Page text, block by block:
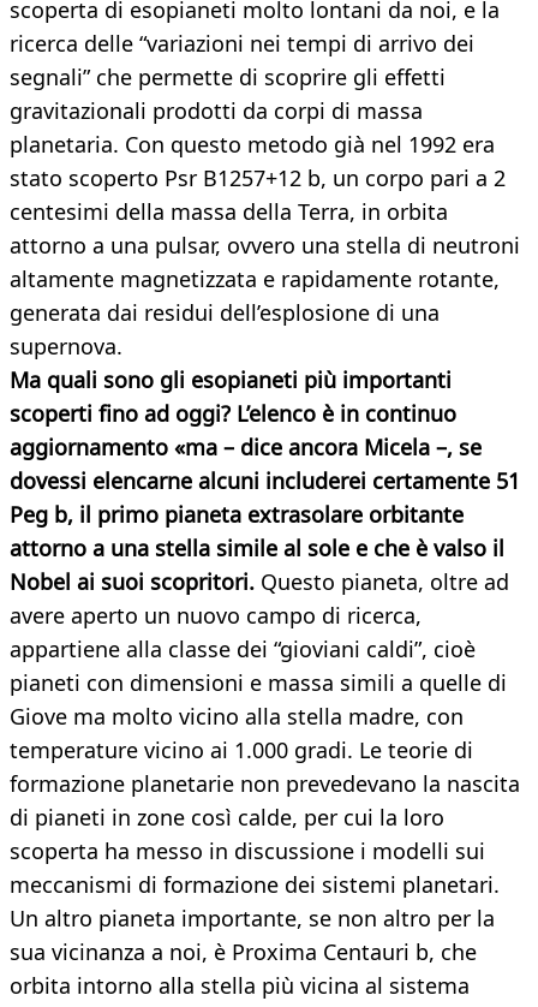
scoperta di esopianeti molto lontani da noi, e la
ricerca delle “variazioni nei tempi di arrivo dei
segnali” che permette di scoprire gli effetti
gravitazionali prodotti da corpi di massa
planetaria. Con questo metodo già nel 1992 era
stato scoperto Psr B1257+12 b, un corpo pari a 2
centesimi della massa della Terra, in orbita
attorno a una pulsar, ovvero una stella di neutroni
altamente magnetizzata e rapidamente rotante,
generata dai residui dell’esplosione di una
supernova.
Ma quali sono gli esopianeti più importanti
scoperti fino ad oggi? L’elenco è in continuo
aggiornamento «ma – dice ancora Micela –, se
dovessi elencarne alcuni includerei certamente 51
Peg b, il primo pianeta extrasolare orbitante
attorno a una stella simile al sole e che è valso il
Nobel ai suoi scopritori. Questo pianeta, oltre ad
avere aperto un nuovo campo di ricerca,
appartiene alla classe dei “gioviani caldi”, cioè
pianeti con dimensioni e massa simili a quelle di
Giove ma molto vicino alla stella madre, con
temperature vicino ai 1.000 gradi. Le teorie di
formazione planetarie non prevedevano la nascita
di pianeti in zone così calde, per cui la loro
scoperta ha messo in discussione i modelli sui
meccanismi di formazione dei sistemi planetari.
Un altro pianeta importante, se non altro per la
sua vicinanza a noi, è Proxima Centauri b, che
orbita intorno alla stella più vicina al sistema